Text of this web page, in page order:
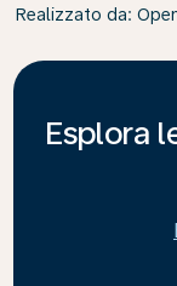
Realizzato da:
Esplora